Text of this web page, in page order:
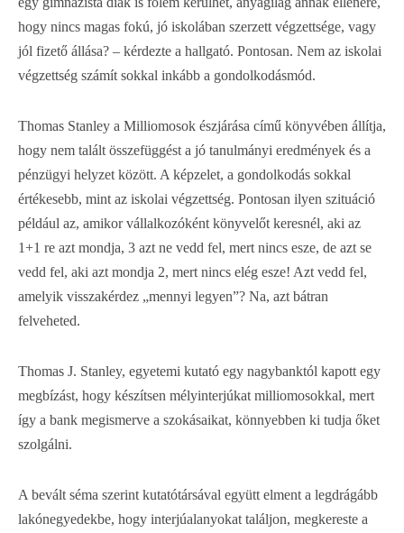
hogy nincs magas fokú, jó iskolában szerzett végzettsége, vagy
jól fizető állása? – kérdezte a hallgató. Pontosan. Nem az iskolai
végzettség számít sokkal inkább a gondolkodásmód.
Thomas Stanley a Milliomosok észjárása című könyvében állítja,
hogy nem talált összefüggést a jó tanulmányi eredmények és a
pénzügyi helyzet között. A képzelet, a gondolkodás sokkal
értékesebb, mint az iskolai végzettség. Pontosan ilyen szituáció
például az, amikor vállalkozóként könyvelőt keresnél, aki az
1+1 re azt mondja, 3 azt ne vedd fel, mert nincs esze, de azt se
vedd fel, aki azt mondja 2, mert nincs elég esze! Azt vedd fel,
amelyik visszakérdez „mennyi legyen”? Na, azt bátran
felveheted.
Thomas J. Stanley, egyetemi kutató egy nagybanktól kapott egy
megbízást, hogy készítsen mélyinterjúkat milliomosokkal, mert
így a bank megismerve a szokásaikat, könnyebben ki tudja őket
szolgálni.
A bevált séma szerint kutatótársával együtt elment a legdrágább
lakónegyedekbe, hogy interjúalanyokat találjon, megkereste a